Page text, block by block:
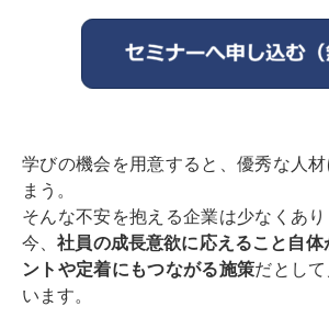
学びの機会を用意すると、優秀な人
まう。
そんな不安を抱える企業は少なくあり
今、社員の成長意欲に応えること自
ントや定着にもつながる施策だとし
います。